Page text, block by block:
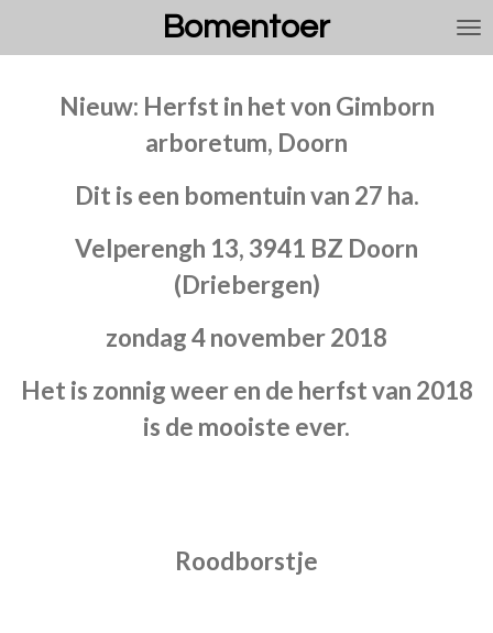
hoofdinhoud
Bomentoer
Nieuw: Herfst in het von Gimborn
arboretum, Doorn
Dit is een bomentuin van 27 ha.
Velperengh 13, 3941 BZ Doorn
(Driebergen)
zondag 4 november 2018
Het is zonnig weer en de herfst van 2018
is de mooiste ever.
Roodborstje